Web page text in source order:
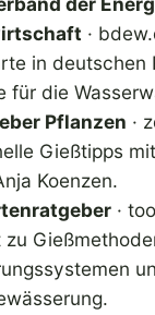
·
in deutschen
für die
Pflanzen ·
Gießtipps
Koenzen.
·